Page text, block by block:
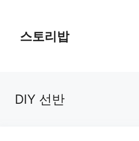
스토리밥
DIY 선반